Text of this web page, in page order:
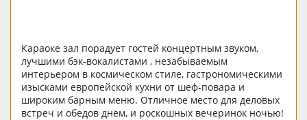
Караоке зал порадует гостей концертным звуком,
лучшими бэк-вокалистами , незабываемым
интерьером в космическом стиле, гастрономическими
изысками европейской кухни от шеф-повара и
широким барным меню. Отличное место для деловых
встреч и обедов днём, и роскошных вечеринок ночью!